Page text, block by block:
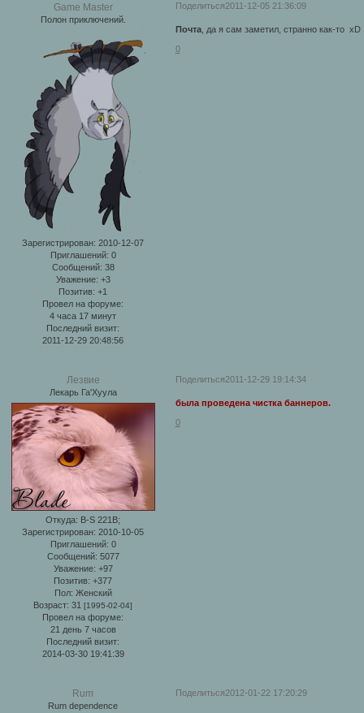
Поделиться2011-12-05 21:36:09
Game Master
Полон приключений.
Зарегистрирован: 2010-12-07
Приглашений: 0
Сообщений: 38
Уважение: +3
Позитив: +1
Провел на форуме:
4 часа 17 минут
Последний визит:
2011-12-29 20:48:56
Почта, да я сам заметил, странно как-то xD
0
Поделиться2011-12-29 19:14:34
Лезвие
Лекарь Га'Хуула
Откуда: B-S 221B;
Зарегистрирован: 2010-10-05
Приглашений: 0
Сообщений: 5077
Уважение: +97
Позитив: +377
Пол: Женский
Возраст: 31[1995-02-04]
Провел на форуме:
21 день 7 часов
Последний визит:
2014-03-30 19:41:39
была проведена чистка баннеров.
0
Поделиться2012-01-22 17:20:29
Rum
Rum dependence